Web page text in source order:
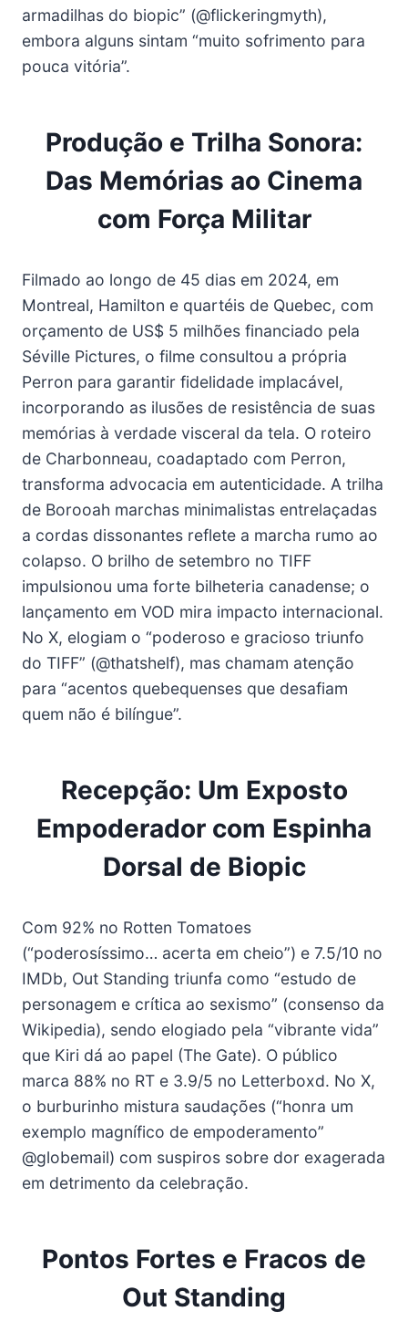
armadilhas do biopic” (@flickeringmyth),
embora alguns sintam “muito sofrimento para
pouca vitória”.
Produção e Trilha Sonora:
Das Memórias ao Cinema
com Força Militar
Filmado ao longo de 45 dias em 2024, em
Montreal, Hamilton e quartéis de Quebec, com
orçamento de US$ 5 milhões financiado pela
Séville Pictures, o filme consultou a própria
Perron para garantir fidelidade implacável,
incorporando as ilusões de resistência de suas
memórias à verdade visceral da tela. O roteiro
de Charbonneau, coadaptado com Perron,
transforma advocacia em autenticidade. A trilha
de Borooah marchas minimalistas entrelaçadas
a cordas dissonantes reflete a marcha rumo ao
colapso. O brilho de setembro no TIFF
impulsionou uma forte bilheteria canadense; o
lançamento em VOD mira impacto internacional.
No X, elogiam o “poderoso e gracioso triunfo
do TIFF” (@thatshelf), mas chamam atenção
para “acentos quebequenses que desafiam
quem não é bilíngue”.
Recepção: Um Exposto
Empoderador com Espinha
Dorsal de Biopic
Com 92% no Rotten Tomatoes
(“poderosíssimo… acerta em cheio”) e 7.5/10 no
IMDb, Out Standing triunfa como “estudo de
personagem e crítica ao sexismo” (consenso da
Wikipedia), sendo elogiado pela “vibrante vida”
que Kiri dá ao papel (The Gate). O público
marca 88% no RT e 3.9/5 no Letterboxd. No X,
o burburinho mistura saudações (“honra um
exemplo magnífico de empoderamento”
@globemail) com suspiros sobre dor exagerada
em detrimento da celebração.
Pontos Fortes e Fracos de
Out Standing